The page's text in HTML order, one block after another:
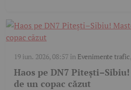
19 iun. 2026, 08:57în Evenimente trafic,
Haos pe DN7
de un copac căzut